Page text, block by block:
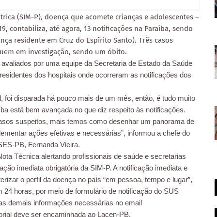
(SIM-P), doença que acomete crianças e adolescentes –
contabiliza, até agora, 13 notificações na Paraíba, sendo
residente em Cruz do Espírito Santo). Três casos
em investigação, sendo um óbito.
por uma equipe da Secretaria de Estado da Saúde
dos hospitais onde ocorreram as notificações dos
foi disparada há pouco mais de um mês, então, é tudo muito
está bem avançada no que diz respeito às notificações.
suspeitos, mais temos como desenhar um panorama de
ações efetivas e necessárias”, informou a chefe do
PB, Fernanda Vieira.
Técnica alertando profissionais de saúde e secretarias
imediata obrigatória da SIM-P. A notificação imediata e
o perfil da doença no país “em pessoa, tempo e lugar”,
horas, por meio de formulário de notificação do SUS
demais informações necessárias no email
deve ser encaminhada ao Lacen-PB.